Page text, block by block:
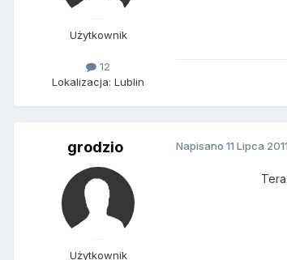
Użytkownik
12
Lokalizacja: Lublin
grodzio
Użytkownik
Napisano 11 Lipca 2011